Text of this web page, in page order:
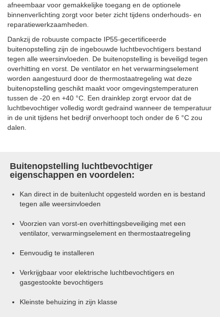
afneembaar voor gemakkelijke toegang en de optionele
binnenverlichting zorgt voor beter zicht tijdens onderhouds- en
reparatiewerkzaamheden.
Dankzij de robuuste compacte IP55-gecertificeerde
buitenopstelling zijn de ingebouwde luchtbevochtigers bestand
tegen alle weersinvloeden.
De buitenopstelling is beveiligd tegen
overhitting en vorst. De ventilator en het verwarmingselement
worden aangestuurd door de thermostaatregeling wat deze
buitenopstelling geschikt maakt voor omgevingstemperaturen
tussen de -20 en +40 °C. Een drainklep zorgt ervoor dat de
luchtbevochtiger volledig wordt gedraind wanneer de temperatuur
in de unit tijdens het bedrijf onverhoopt toch onder de 6 °C zou
dalen.
Buitenopstelling luchtbevochtiger
eigenschappen en voordelen:
Kan direct in de buitenlucht opgesteld worden en is bestand
tegen alle weersinvloeden
Voorzien van vorst-en overhittingsbeveiliging met een
ventilator, verwarmingselement en thermostaatregeling
Eenvoudig te installeren
Verkrijgbaar voor elektrische luchtbevochtigers en
gasgestookte bevochtigers
Kleinste behuizing in zijn klasse